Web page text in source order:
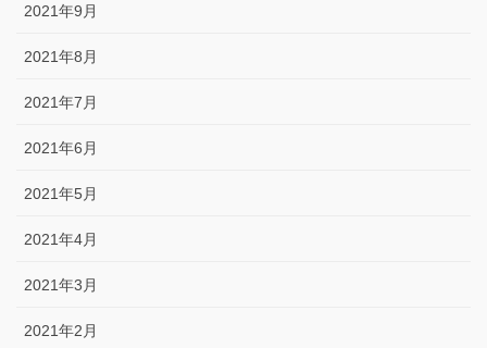
2021年9月
2021年8月
2021年7月
2021年6月
2021年5月
2021年4月
2021年3月
2021年2月